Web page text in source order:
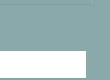
L’accueil de loisirs